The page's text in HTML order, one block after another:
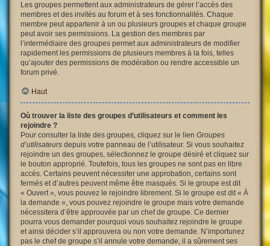
Les groupes permettent aux administrateurs de gérer l’accès des
membres et des invités au forum et à ses fonctionnalités. Chaque
membre peut appartenir à un ou plusieurs groupes et chaque groupe
peut avoir ses permissions. La gestion des membres par
l’intermédiaire des groupes permet aux administrateurs de modifier
rapidement les permissions de plusieurs membres à la fois, telles
qu’ajouter des permissions de modération ou rendre accessible un
forum privé.
Haut
Où trouver la liste des groupes d’utilisateurs et comment les
rejoindre ?
Pour consulter la liste des groupes, cliquez sur le lien Groupes
d’utilisateurs depuis votre panneau de l’utilisateur. Si vous souhaitez
rejoindre un des groupes, sélectionnez le groupe désiré et cliquez sur
le bouton approprié. Toutefois, tous les groupes ne sont pas en libre
accès. Certains peuvent nécessiter une approbation, certains sont
fermés et d’autres peuvent même être masqués. Si le groupe est dit
« Ouvert », vous pouvez le rejoindre librement. Si le groupe est dit « À
la demande », vous pouvez rejoindre le groupe mais votre demande
nécessitera d’être approuvée par un chef de groupe. Ce dernier
pourra vous demander pourquoi vous souhaitez rejoindre le groupe
et ainsi décider s’il approuvera ou non votre demande. N’importunez
pas le chef de groupe s’il annule votre demande, il a sûrement ses